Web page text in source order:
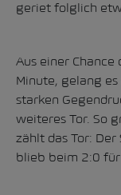
geriet folglich
Aus einer Chance
Minute, gelang es
starken
weiteres Tor. So
zählt das Tor:
blieb beim 2:0 für